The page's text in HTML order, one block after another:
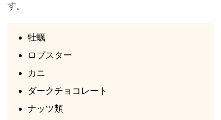
す。
牡蠣
ロブスター
カニ
ダークチョコレート
ナッツ類